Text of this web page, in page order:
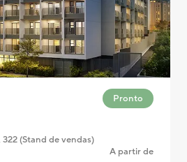
Pronto
(Stand de vendas)
A partir de